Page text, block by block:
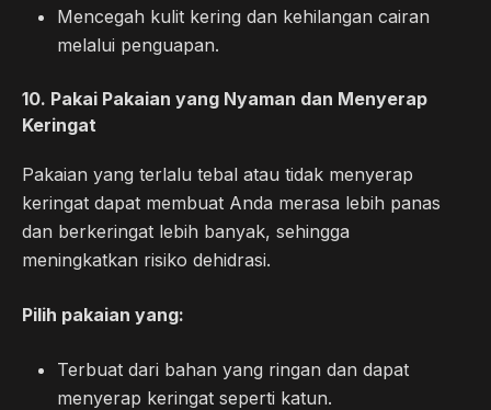
Mencegah kulit kering dan kehilangan cairan
melalui penguapan.
10. Pakai Pakaian yang Nyaman dan Menyerap
Keringat
Pakaian yang terlalu tebal atau tidak menyerap
keringat dapat membuat Anda merasa lebih panas
dan berkeringat lebih banyak, sehingga
meningkatkan risiko dehidrasi.
Pilih pakaian yang:
Terbuat dari bahan yang ringan dan dapat
menyerap keringat seperti katun.